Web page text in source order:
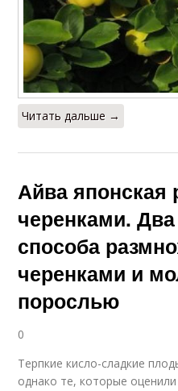
Читать дальше →
Айва японская
черенками.
способа
черенками и
порослью
0
Терпкие кисло-сладкие
однако те, которые